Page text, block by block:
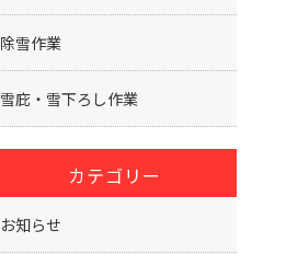
除雪作業
雪庇・雪下ろし作業
カテゴリー
お知らせ